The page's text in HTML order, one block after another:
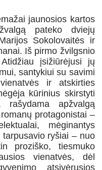
jaunosios kartos
pateko dviejų
Sokolovaitės ir
Iš pirmo žvilgsnio
įsižiūrėjusi jų
santykiui su savimi
ir atskirties
kūrinius skirstyti
rašydama apžvalgą
protagonistai –
mėginantys
ryšiai – nuo
proziško, tiesmuko
vienatvės, dėl
atsivėrusios